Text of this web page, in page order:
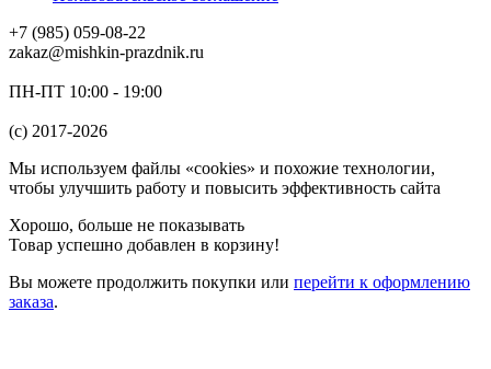
+7 (985) 059-08-22
zakaz@mishkin-prazdnik.ru
ПН-ПТ 10:00 - 19:00
(c) 2017-2026
Мы используем файлы «cookies» и похожие технологии,
чтобы улучшить работу и повысить эффективность сайта
Хорошо, больше не показывать
Товар успешно добавлен в корзину!
Вы можете продолжить покупки или перейти к оформлению
заказа.